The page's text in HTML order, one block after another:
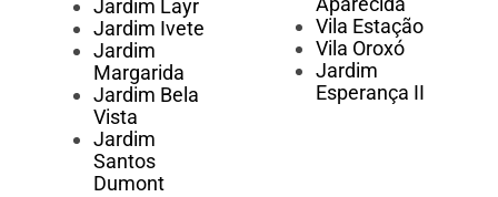
Jardim Layr
Jardim Ivete
Jardim
Margarida
Jardim Bela
Vista
Jardim
Santos
Dumont
Vila Estação
Vila Oroxó
Jardim
Esperança II